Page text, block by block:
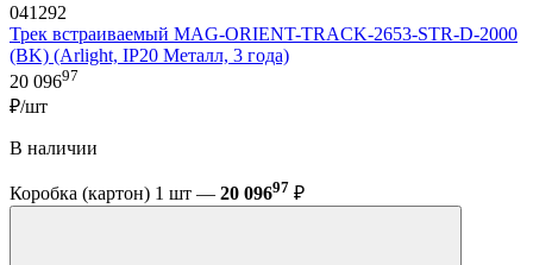
041292
Трек встраиваемый MAG-ORIENT-TRACK-2653-STR-D-2000
(BK) (Arlight, IP20 Металл, 3 года)
20 09697
₽/шт
В наличии
Коробка (картон) 1 шт — 20 09697 ₽